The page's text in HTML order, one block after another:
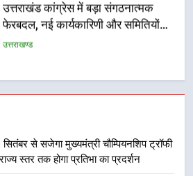
उत्तराखंड कांग्रेस में बड़ा संगठनात्मक
फेरबदल, नई कार्यकारिणी और समितियों
का गठन
उत्तराखण्ड
मुख्यमंत्री धामी बोले- युवाओं को रोजगार
भर्ती
उत्तराखण्ड
से सजेगा मुख्यमंत्री चौम्पियनशिप ट्रॉफी
स्तर तक होगा प्रतिभा का प्रदर्शन